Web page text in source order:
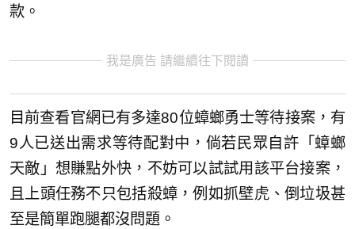
款。
我是廣告 請繼續往下閱讀
目前查看官網已有多達80位蟑螂勇士等待接案，有
9人已送出需求等待配對中，倘若民眾自許「蟑螂
天敵」想賺點外快，不妨可以試試用該平台接案，
且上頭任務不只包括殺蟑，例如抓壁虎、倒垃圾甚
至是簡單跑腿都沒問題。